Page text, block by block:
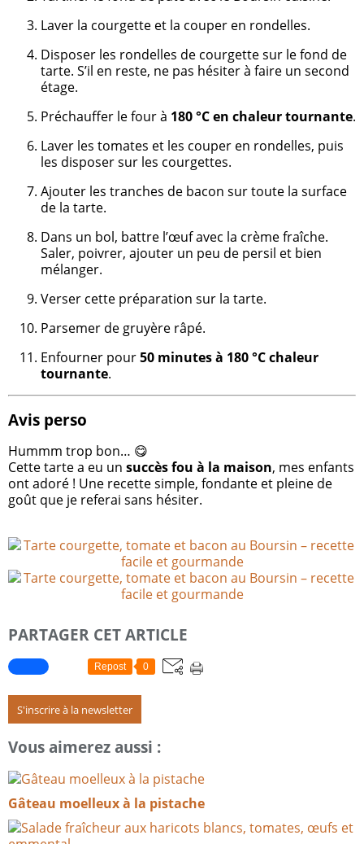
Laver la courgette et la couper en rondelles.
Disposer les rondelles de courgette sur le fond de
tarte. S’il en reste, ne pas hésiter à faire un second
étage.
Préchauffer le four à 180 °C en chaleur tournante.
Laver les tomates et les couper en rondelles, puis
les disposer sur les courgettes.
Ajouter les tranches de bacon sur toute la surface
de la tarte.
Dans un bol, battre l’œuf avec la crème fraîche.
Saler, poivrer, ajouter un peu de persil et bien
mélanger.
Verser cette préparation sur la tarte.
Parsemer de gruyère râpé.
Enfourner pour50 minutes à 180 °C chaleur
tournante.
Avis perso
Hummm trop bon… 😋
Cette tarte a eu un succès fou à la maison, mes enfants
ont adoré ! Une recette simple, fondante et pleine de
goût que je referai sans hésiter.
PARTAGER CET ARTICLE
Repost 0
S'inscrire à la newsletter
Vous aimerez aussi :
Gâteau moelleux à la pistache